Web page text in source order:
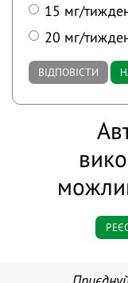
15 мг/
20 мг/
ВІДПОВІСТИ